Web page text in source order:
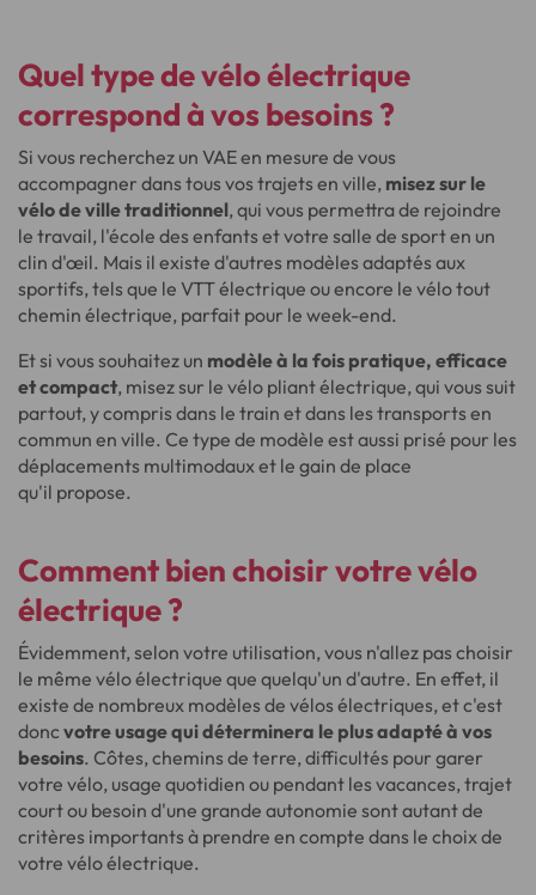
Quel type de vélo électrique
correspond à vos besoins ?
Si vous recherchez un VAE en mesure de vous
accompagner dans tous vos trajets en ville, misez sur le
vélo de ville traditionnel, qui vous permettra de rejoindre
le travail, l'école des enfants et votre salle de sport en un
clin d'œil. Mais il existe d'autres modèles adaptés aux
sportifs, tels que le VTT électrique ou encore le vélo tout
chemin électrique, parfait pour le week-end.
Et si vous souhaitez un modèle à la fois pratique, efficace
et compact, misez sur le vélo pliant électrique, qui vous suit
partout, y compris dans le train et dans les transports en
commun en ville. Ce type de modèle est aussi prisé pour les
déplacements multimodaux et le gain de place
qu'il propose.
Comment bien choisir votre vélo
électrique ?
Évidemment, selon votre utilisation, vous n'allez pas choisir
le même vélo électrique que quelqu'un d'autre. En effet, il
existe de nombreux modèles de vélos électriques, et c'est
donc votre usage qui déterminera le plus adapté à vos
besoins. Côtes, chemins de terre, difficultés pour garer
votre vélo, usage quotidien ou pendant les vacances, trajet
court ou besoin d'une grande autonomie sont autant de
critères importants à prendre en compte dans le choix de
votre vélo électrique.